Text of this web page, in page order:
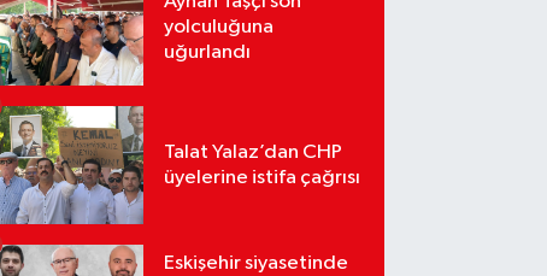
yolculuğuna
uğurlandı
Talat Yalaz’dan CHP
üyelerine istifa çağrısı
Eskişehir siyasetinde